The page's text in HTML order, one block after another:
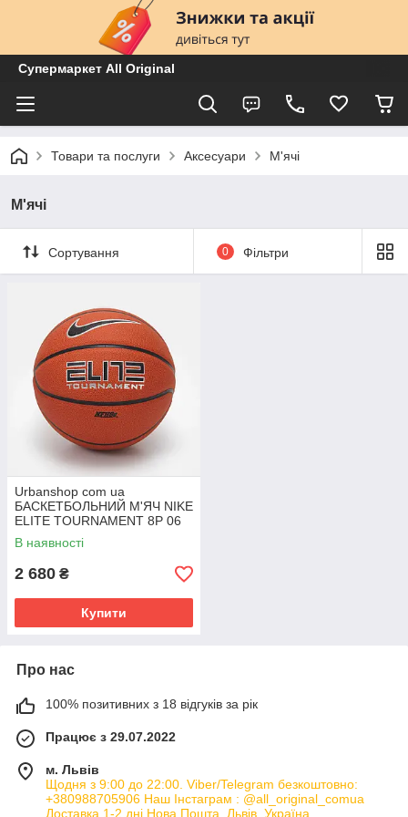
Супермаркет All Original
Товари та послуги Аксесуари М'ячі
М'ячі
Сортування 0 Фільтри
Urbanshop com ua
БАСКЕТБОЛЬНИЙ М'ЯЧ NIKE
ELITE TOURNAMENT 8P 06
(N.100.0114.855.06)
РОЗМІРИ ЗАПИТУЙТЕ
В наявності
2 680 ₴
Купити
Про нас
100% позитивних з 18 відгуків за рік
Працює з 29.07.2022
м. Львів
Щодня з 9:00 до 22:00. Viber/Telegram безкоштовно:
+380988705906 Наш Інстаграм : @all_original_comua
Доставка 1-2 дні Нова Пошта, Львів, Україна